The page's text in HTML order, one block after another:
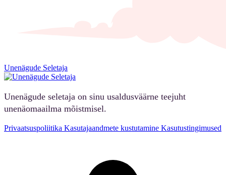
Unenägude Seletaja
Unenägude seletaja on sinu usaldusväärne teejuht
unenäomaailma mõistmisel.
Privaatsuspoliitika Kasutajaandmete kustutamine Kasutustingimused